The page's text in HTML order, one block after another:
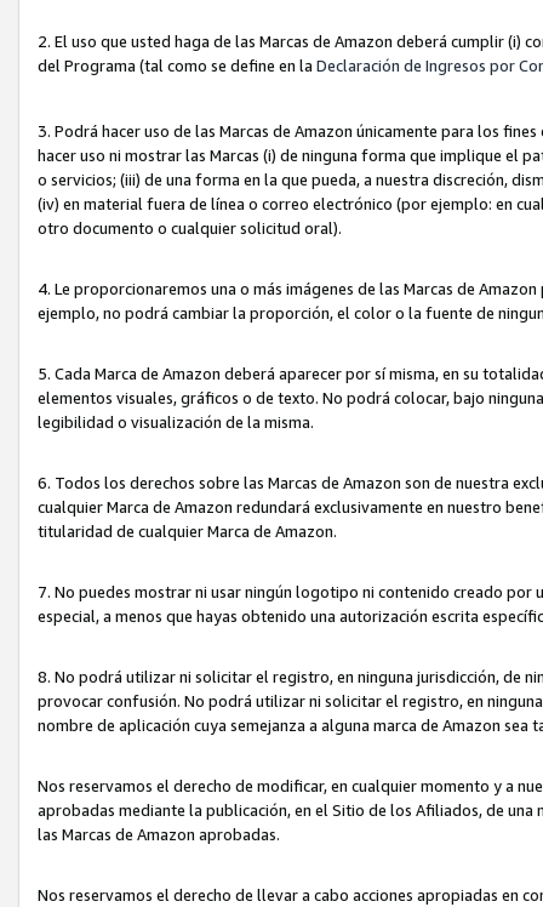
2. El uso que usted haga de las Marcas de Amazon deberá cumplir (i)
del Programa (tal como se define en la Declaración de Ingresos por
3. Podrá hacer uso de las Marcas de Amazon únicamente para los
hacer uso ni mostrar las Marcas (i) de ninguna forma que implique el
o servicios; (iii) de una forma en la que pueda, a nuestra discreción,
(iv) en material fuera de línea o correo electrónico (por ejemplo: en
otro documento o cualquier solicitud oral).
4. Le proporcionaremos una o más imágenes de las Marcas de
ejemplo, no podrá cambiar la proporción, el color o la fuente de
5. Cada Marca de Amazon deberá aparecer por sí misma, en su
elementos visuales, gráficos o de texto. No podrá colocar, bajo
legibilidad o visualización de la misma.
6. Todos los derechos sobre las Marcas de Amazon son de nuestra
cualquier Marca de Amazon redundará exclusivamente en nuestro
titularidad de cualquier Marca de Amazon.
7. No puedes mostrar ni usar ningún logotipo ni contenido creado por
especial, a menos que hayas obtenido una autorización escrita
8. No podrá utilizar ni solicitar el registro, en ninguna jurisdicción, de
provocar confusión. No podrá utilizar ni solicitar el registro, en
nombre de aplicación cuya semejanza a alguna marca de Amazon
Nos reservamos el derecho de modificar, en cualquier momento y a
aprobadas mediante la publicación, en el Sitio de los Afiliados, de
las Marcas de Amazon aprobadas.
Nos reservamos el derecho de llevar a cabo acciones apropiadas en